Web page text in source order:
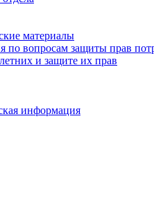
материалы
по вопросам защиты прав
и защите их прав
информация